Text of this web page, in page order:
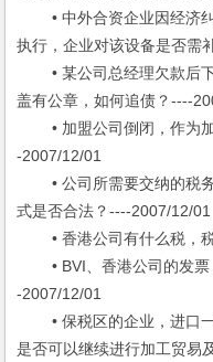
• 中外合资企业因经济纠
执行，企业对该设备是否需
• 某公司总经理欠款后下
盖有公章，如何追债？----
• 加盟公司倒闭，作为加
-2007/12/01
• 公司所需要交纳的税务
式是否合法？----2007/12/01
• 香港公司有什么税，税
• BVI、香港公司的发票
-2007/12/01
• 保税区的企业，进口一
是否可以继续进行加工贸易